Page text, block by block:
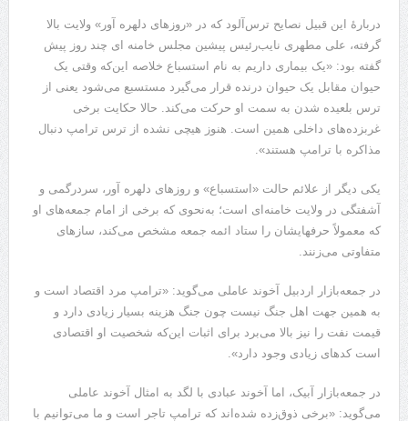
دربارهٔ این قبیل نصایح ترس‌آلود که در «روزهای دلهره آور» ولایت بالا
گرفته، علی مطهری نایب‌رئیس پیشین مجلس خامنه ای چند روز پیش
گفته بود: «یک بیماری داریم به نام استسباع خلاصه این‌که وقتی یک
حیوان مقابل یک حیوان درنده قرار می‌گیرد مستسبع می‌شود یعنی از
ترس بلعیده شدن به سمت او حرکت می‌کند. حالا حکایت برخی
غربزده‌های داخلی همین است. هنوز هیچی نشده از ترس ترامپ دنبال
مذاکره با ترامپ هستند».
یکی دیگر از علائم حالت «استسباع» و روزهای دلهره آور، سردرگمی و
آشفتگی در ولایت خامنه‌ای است؛ به‌نحوی که برخی از امام جمعه‌های او
که معمولاً حرفهایشان را ستاد ائمه جمعه مشخص می‌کند، سازهای
متفاوتی می‌زنند.
در جمعه‌بازار اردبیل آخوند عاملی می‌گوید: «ترامپ مرد اقتصاد است و
به همین جهت اهل جنگ نیست چون جنگ هزینه بسیار زیادی دارد و
قیمت نفت را نیز بالا می‌برد برای اثبات این‌که شخصیت او اقتصادی
است کدهای زیادی وجود دارد».
در جمعه‌بازار آبیک، اما آخوند عبادی با لگد به امثال آخوند عاملی
می‌گوید: «برخی ذوق‌زده شده‌اند که ترامپ تاجر است و ما می‌توانیم با